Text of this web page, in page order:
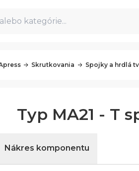
kategórie...
Skrutkovania Spojky a hrdlá
Typ MA21 - T
Nákres komponentu